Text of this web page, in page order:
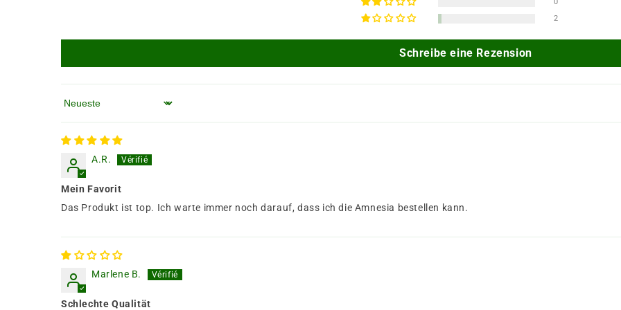
0
2
Schreibe eine Rezension
Sortieren nach
A.R.
Mein Favorit
Das Produkt ist top. Ich warte immer noch darauf, dass ich die Amnesia bestellen kann.
Marlene B.
Schlechte Qualität